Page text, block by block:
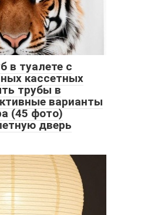
в туалете с
кассетных
трубы в
варианты
(45 фото)
дверь